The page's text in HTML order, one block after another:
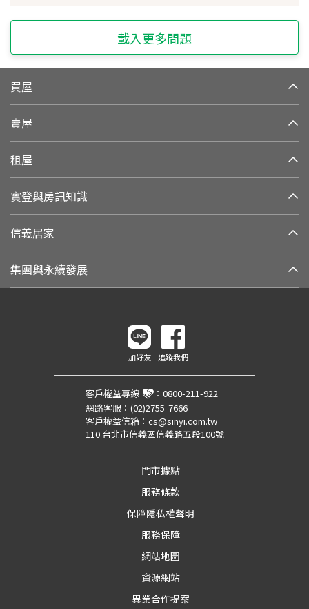
載入更多問題
買屋
賣屋
租屋
實登與房訊知識
信義居家
集團與永續發展
加好友 追蹤我們
客戶權益專線 ： 0800-211-922
網路客服： (02)2755-7666
客戶權益信箱： cs@sinyi.com.tw
110 台北市信義區信義路五段100號
門市據點
服務條款
保障隱私權聲明
服務保障
網站地圖
資源網站
異業合作提案